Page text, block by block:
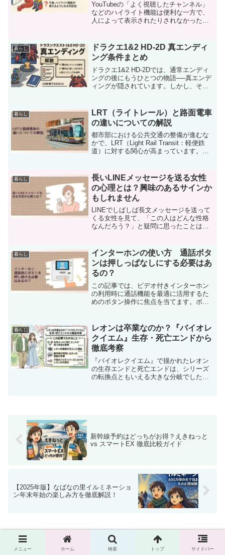
YouTubeの「よく視聴したチャンネル」
などのハイライト機能は便利な一方で、
人によって表示されたりされなかったり
内のどこを探しても見つからないという
ケースが頻発します...
暮らし
ドラクエ1&2 HD-2D 真エンディ
ング条件まとめ
ドラクエ1&2 HD-2Dでは、通常エンディ
ングの後にもうひとつの物語──真エンデ
ィングが隠されています。しかし、その
が「何をすればいいのか分からない」と
悩む部分でもあ...
暮らし
LRT（ライトレール）と路面電車
の違いについての解説
都市部における公共交通の整備が進むな
かで、LRT（Light Rail Transit：軽便鉄
道）に対する関心が高まっています。こ
面電車との比較を通じて、その利点と
欠...
暮らし
長いLINEメッセージを送る女性
の心理とは？興味のあるサインか
もしれません
LINEでしばしば長文メッセージを送って
くる女性を見て、「この人はどんな性格
なんだろう？」と疑問に思ったことはあ
ることもありますよね。現在、短いメッ
セージが流行っていま...
暮らし
インターホンの使い方 通話ボタ
ンは押しっぱなしにする必要はあ
るの？
この記事では、ビデオ付きインターホン
の利用時に通話機能を最適に活用するた
めのボタン操作に焦点を当てます。ボタ
機器への負荷や故障リスク、通話開始の
タイムラグについて説明し、安全かつ効
果的なインターホンの使用方法を提案し
ます。
暮らし
レオンは卒業なのか？『バイオレ
クイエム』生存・死亡エンドから
徹底考察
『バイオレクイエム』で描かれたレオン
の生存エンドと死亡エンドは、シリーズ
の転換点ともいえる大きな分岐でした。
新幹線予約はどっちがお得？えきねっと
vs スマートEX 徹底比較ガイド
【2025年版】なばなの里イルミネーショ
ン年末年始の楽しみ方を徹底解説！
メニュー ホーム 検索 トップ サイドバー